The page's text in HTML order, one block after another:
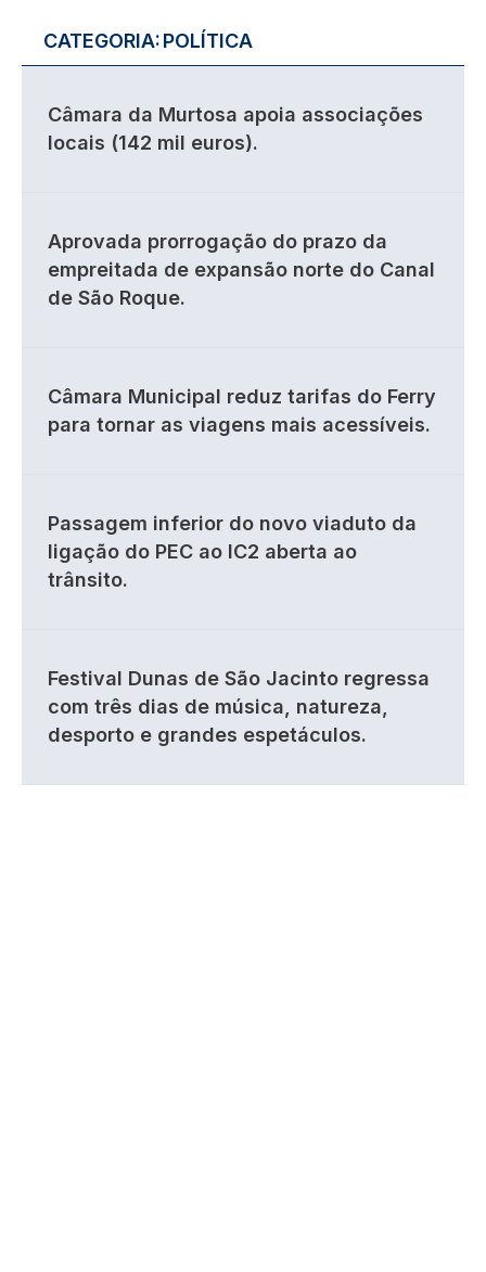
CATEGORIA:POLÍTICA
Câmara da Murtosa apoia associações
locais (142 mil euros).
Aprovada prorrogação do prazo da
empreitada de expansão norte do Canal
de São Roque.
Câmara Municipal reduz tarifas do Ferry
para tornar as viagens mais acessíveis.
Passagem inferior do novo viaduto da
ligação do PEC ao IC2 aberta ao
trânsito.
Festival Dunas de São Jacinto regressa
com três dias de música, natureza,
desporto e grandes espetáculos.